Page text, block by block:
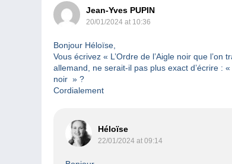
Jean-Yves PUPIN
20/01/2024 at 10:36
Bonjour Héloïse,
Vous écrivez « L’Ordre de l’Aigle noir que l’on
allemand, ne serait-il pas plus exact d’écrire :
noir » ?
Cordialement
Héloïse
22/01/2024 at 09:14